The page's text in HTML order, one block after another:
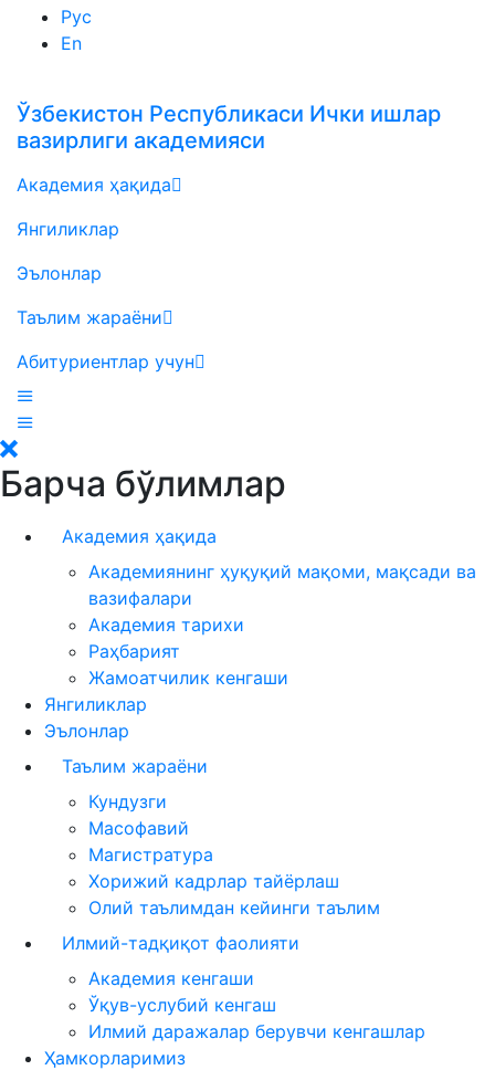
Рус
En
Ўзбекистон Республикаси Ички ишлар
вазирлиги академияси
Академия ҳақида
Янгиликлар
Эълонлар
Таълим жараёни
Абитуриентлар учун
Барча бўлимлар
Академия ҳақида
Академиянинг ҳуқуқий мақоми, мақсади ва
вазифалари
Академия тарихи
Раҳбарият
Жамоатчилик кенгаши
Янгиликлар
Эълонлар
Таълим жараёни
Кундузги
Масофавий
Магистратура
Хорижий кадрлар тайёрлаш
Олий таълимдан кейинги таълим
Илмий-тадқиқот фаолияти
Академия кенгаши
Ўқув-услубий кенгаш
Илмий даражалар берувчи кенгашлар
Ҳамкорларимиз